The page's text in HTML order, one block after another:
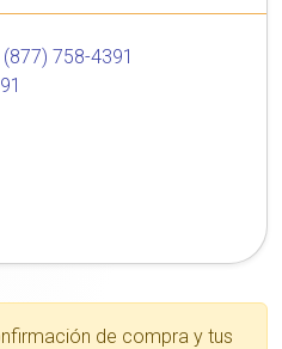
758-4391
de compra y tus